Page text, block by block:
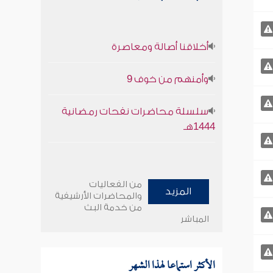
أخلاقنا أصالة ومعاصرة
وأمنهم من خوف 9
سلسلة محاضرات نفحات رمضانية
1444هـ
المزيد
من الفعاليات
والمحاضرات الأرشيفية
من خدمة البث
المباشر
الأكثر استماعا لهذا الشهر